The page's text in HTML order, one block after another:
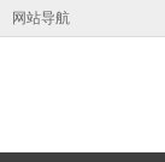
网站导航